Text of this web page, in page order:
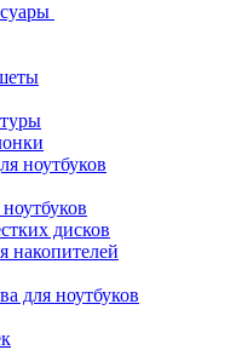
ноутбуков
дисков
накопителей
для ноутбуков